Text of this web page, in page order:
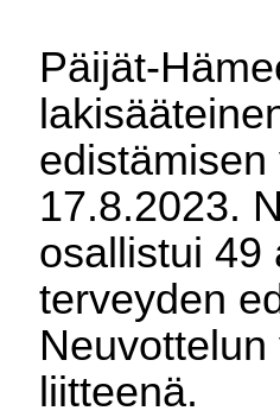
Päijät-
17.8.2023.
osallistui 49
terveyden
liitteenä.